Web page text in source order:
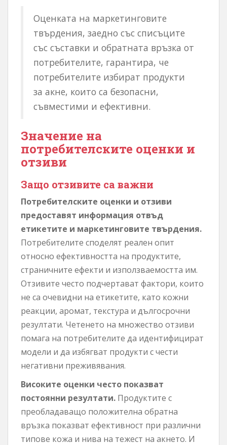
Оценката на маркетинговите
твърдения, заедно със списъците
със съставки и обратната връзка от
потребителите, гарантира, че
потребителите избират продукти
за акне, които са безопасни,
съвместими и ефективни.
Значение на
потребителските оценки и
отзиви
Защо отзивите са важни
Потребителските оценки и отзиви
предоставят информация отвъд
етикетите и маркетинговите твърдения.
Потребителите споделят реален опит
относно ефективността на продуктите,
страничните ефекти и използваемостта им.
Отзивите често подчертават фактори, които
не са очевидни на етикетите, като кожни
реакции, аромат, текстура и дългосрочни
резултати. Четенето на множество отзиви
помага на потребителите да идентифицират
модели и да избягват продукти с чести
негативни преживявания.
Високите оценки често показват
постоянни резултати. Продуктите с
преобладаващо положителна обратна
връзка показват ефективност при различни
типове кожа и нива на тежест на акнето. И